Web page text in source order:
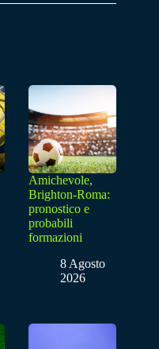
Amichevole,
Brighton-Roma:
pronostico e
probabili
formazioni
8 Agosto
2026